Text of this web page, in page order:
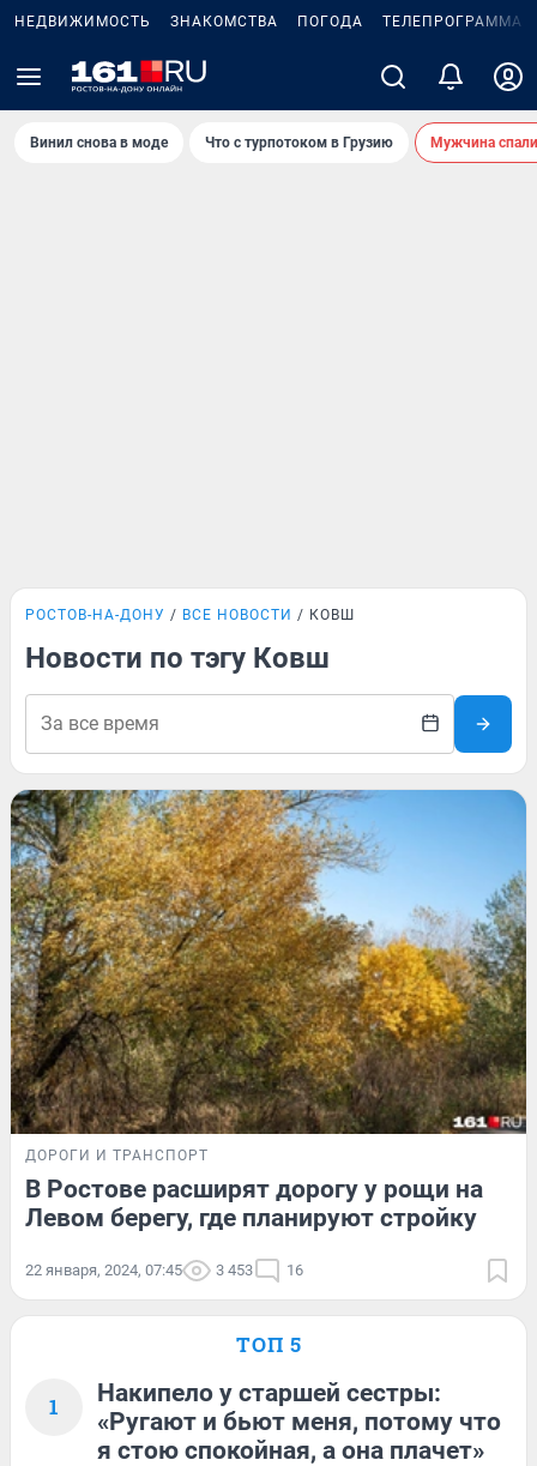
НЕДВИЖИМОСТЬ ЗНАКОМСТВА ПОГОДА ТЕЛЕПРОГРАММА
Винил снова в моде Что с турпотоком в Грузию Мужчина
РОСТОВ-НА-ДОНУ ВСЕ НОВОСТИ КОВШ
Новости по тэгу Ковш
ДОРОГИ И ТРАНСПОРТ
В Ростове расширят дорогу у рощи на
Левом берегу, где планируют стройку
22 января, 2024, 07:45 3 453 16
ТОП 5
1
Накипело у старшей сестры:
«Ругают и бьют меня, потому что
я стою спокойная, а она плачет»